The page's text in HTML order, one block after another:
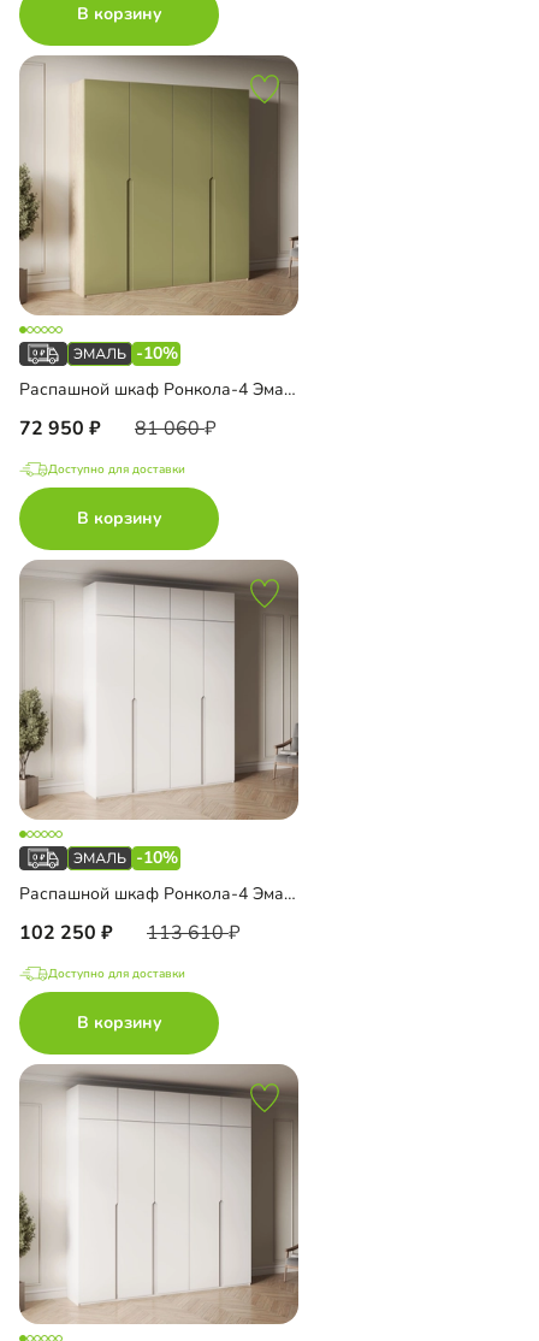
В корзину
-10%
Распашной шкаф Ронкола-4 Эмаль
72 950 81 060
Доступно для доставки
В корзину
-10%
Распашной шкаф Ронкола-4 Эмаль с антресолью
102 250 113 610
Доступно для доставки
В корзину